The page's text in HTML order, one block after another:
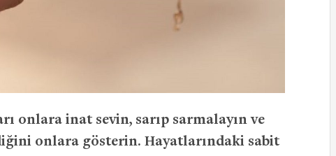
onlara inat sevin, sarıp sarmalayın ve
onlara gösterin. Hayatlarındaki sabit